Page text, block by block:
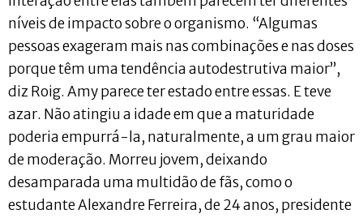
níveis de impacto sobre o organismo. “Algumas
pessoas exageram mais nas combinações e nas doses
porque têm uma tendência autodestrutiva maior”,
diz Roig. Amy parece ter estado entre essas. E teve
azar. Não atingiu a idade em que a maturidade
poderia empurrá-la, naturalmente, a um grau maior
de moderação. Morreu jovem, deixando
desamparada uma multidão de fãs, como o
estudante Alexandre Ferreira, de 24 anos, presidente